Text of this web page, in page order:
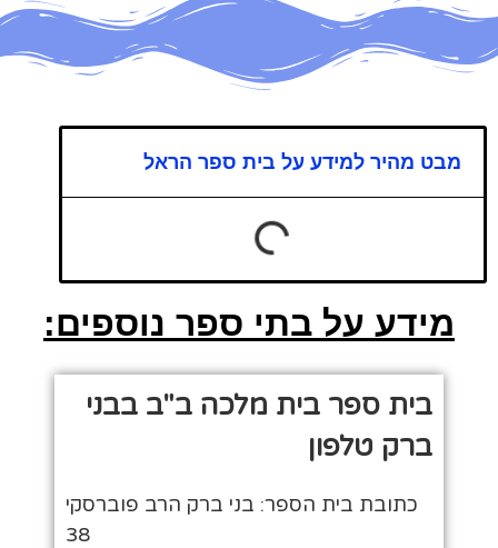
מבט מהיר למידע על בית ספר הראל
מידע על בתי ספר נוספים:
בית ספר בית מלכה ב"ב בבני
ברק טלפון
כתובת בית הספר: בני ברק הרב פוברסקי
38